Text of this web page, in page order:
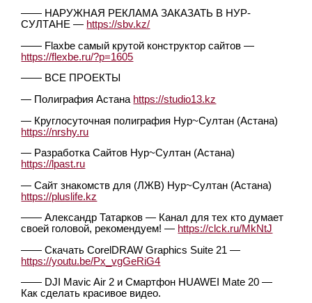
—— НАРУЖНАЯ РЕКЛАМА ЗАКАЗАТЬ В НУР-
СУЛТАНЕ — https://sbv.kz/
—— Flaxbe самый крутой конструктор сайтов —
https://flexbe.ru/?p=1605
—— ВСЕ ПРОЕКТЫ
— Полиграфия Астана https://studio13.kz
— Круглосуточная полиграфия Нур~Султан (Астана)
https://nrshy.ru
— Разработка Сайтов Нур~Султан (Астана)
https://lpast.ru
— Сайт знакомств для (ЛЖВ) Нур~Султан (Астана)
https://pluslife.kz
—— Александр Татарков — Канал для тех кто думает
своей головой, рекомендуем! — https://clck.ru/MkNtJ
—— Скачать CorelDRAW Graphics Suite 21 —
https://youtu.be/Px_vgGeRiG4
—— DJI Mavic Air 2 и Смартфон HUAWEI Mate 20 —
Как сделать красивое видео.